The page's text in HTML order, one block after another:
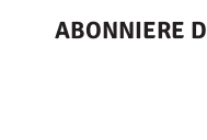
ABONNIERE